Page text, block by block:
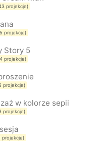
projekcje)
projekcje)
Story 5
projekcje)
projekcje)
w kolorze sepii
projekcje)
projekcje)